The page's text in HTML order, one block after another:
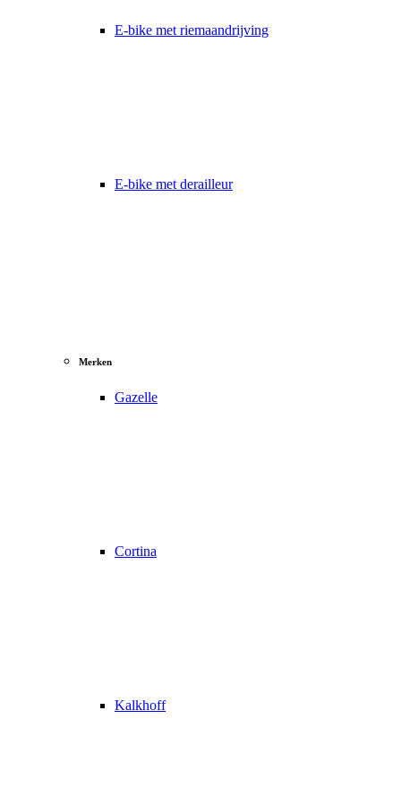
E-bike met riemaandrijving
E-bike met derailleur
Merken
Gazelle
Cortina
Kalkhoff